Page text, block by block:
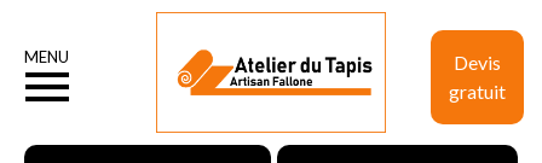
Devis
gratuit
MENU